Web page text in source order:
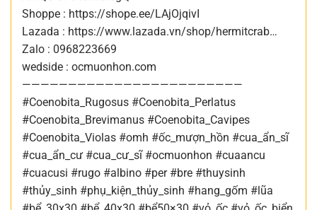
Shoppe : https://shope.ee/LAjOjqivI
Lazada : https://www.lazada.vn/shop/hermitcrab…
Zalo : 0968223669
wedside : ocmuonhon.com
————————————————————————
#Coenobita_Rugosus #Coenobita_Perlatus
#Coenobita_Brevimanus #Coenobita_Cavipes
#Coenobita_Violas #omh #ốc_mượn_hồn #cua_ẩn_sĩ
#cua_ẩn_cư #cua_cư_sĩ #ocmuonhon #cuaancu
#cuacusi #rugo #albino #per #bre #thuysinh
#thủy_sinh #phụ_kiện_thủy_sinh #hang_gốm #lũa